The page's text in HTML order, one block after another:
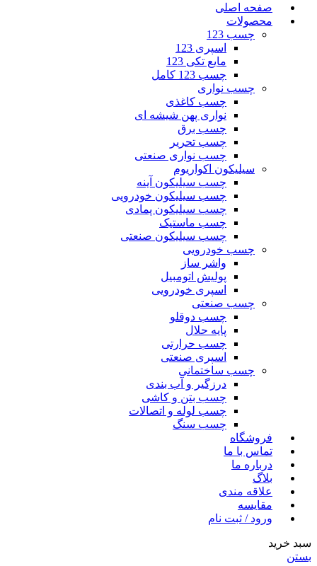
صفحه اصلی
محصولات
چسب 123
اسپری 123
مایع تکی 123
چسب 123 کامل
چسب نواری
چسب کاغذی
نواری پهن شیشه ای
چسب برق
چسب تحریر
چسب نواری صنعتی
سیلیکون اکواریوم
چسب سیلیکون آینه
چسب سیلیکون خودرویی
چسب سیلیکون پمادی
چسب ماستیک
چسب سیلیکون صنعتی
چسب خودرویی
واشر ساز
پولیش اتومبیل
اسپری خودرویی
چسب صنعتی
چسب دوقلو
پایه حلال
چسب حرارتی
اسپری صنعتی
چسب ساختمانی
درزگیر و آب بندی
چسب بتن و کاشی
چسب لوله و اتصالات
چسب سنگ
فروشگاه
تماس با ما
درباره ما
بلاگ
علاقه مندی
مقایسه
ورود / ثبت نام
سبد خرید
بستن